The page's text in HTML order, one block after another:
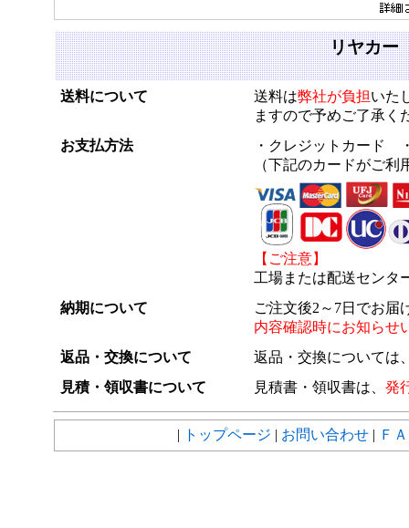
リヤカ
送料について 送料は弊社が負担いた
ますので予めご了承く
お支払方法
・クレジットカード
（下記のカードがご利
【ご注意】
工場または配送センタ
納期について
ご注文後2～7日でお届
内容確認時にお知らせ
返品・交換について
返品・交換については
見積・領収書について
見積書・領収書は、 発
| トップページ | お問い合わせ | Ｆ